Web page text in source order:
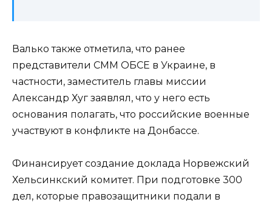
Валько также отметила, что ранее
представители СММ ОБСЕ в Украине, в
частности, заместитель главы миссии
Александр Хуг заявлял, что у него есть
основания полагать, что российские военные
участвуют в конфликте на Донбассе.
Финансирует создание доклада Норвежский
Хельсинкский комитет. При подготовке 300
дел, которые правозащитники подали в